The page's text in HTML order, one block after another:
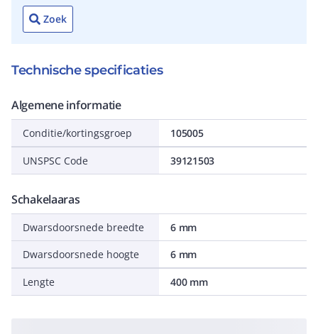
Zoek
Technische specificaties
Algemene informatie
Conditie/kortingsgroep 105005
UNSPSC Code 39121503
Schakelaaras
Dwarsdoorsnede breedte
6 mm
Dwarsdoorsnede hoogte
6 mm
Lengte 400 mm